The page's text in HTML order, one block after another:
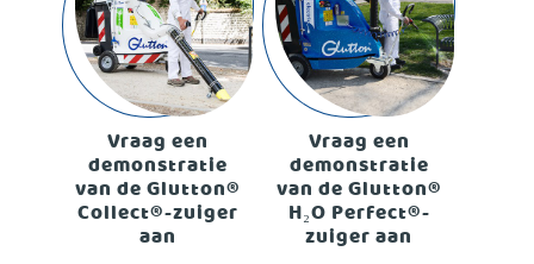
Vraag een
demonstratie
van de Glutton®
Collect®-zuiger
aan
Vraag een
demonstratie
van de Glutton®
H₂O Perfect®-
zuiger aan